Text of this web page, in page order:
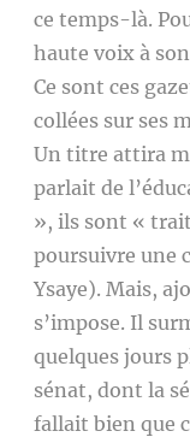
ce temps-là.
haute voix à
Ce sont ces
collées sur ses
Un titre attira
parlait de
», ils sont «
poursuivre une
Ysaye). Mais,
s’impose. Il
quelques jours
sénat, dont la
fallait bien que